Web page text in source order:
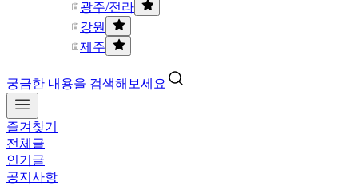
광주/전라
강원
제주
궁금한 내용을 검색해보세요
즐겨찾기
전체글
인기글
공지사항